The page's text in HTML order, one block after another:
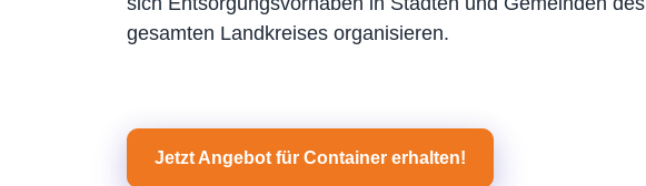
gesamten Landkreises organisieren.
Jetzt Angebot für Container erhalten!